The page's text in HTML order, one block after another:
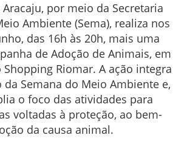
por meio da Secretaria
Ambiente (Sema), realiza nos
das 16h às 20h, mais uma
de Adoção de Animais, em
Riomar. A ação integra
da Semana do Meio Ambiente e,
o foco das atividades para
voltadas à proteção, ao bem-
da causa animal.